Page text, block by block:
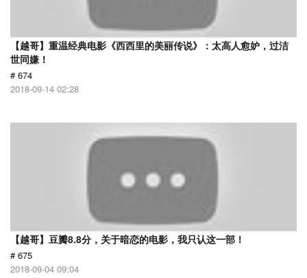
【越哥】重温经典电影《西西里的美丽传说》：太高人愈妒，过洁
世同嫌！
# 674
2018-09-14 02:28
【越哥】豆瓣8.8分，关于暗恋的电影，我只认这一部！
# 675
2018-09-04 09:04